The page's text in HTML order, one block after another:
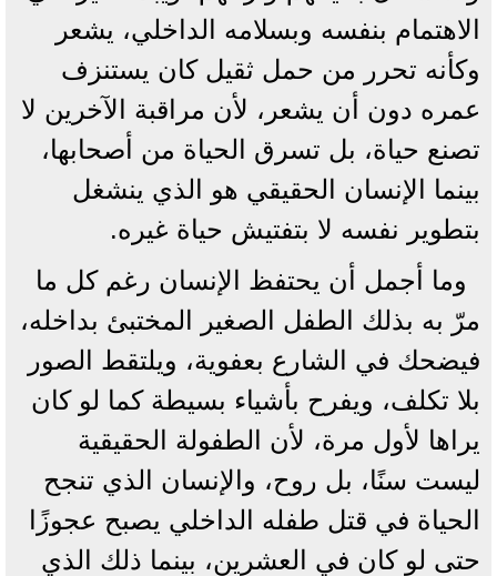
الاهتمام بنفسه وبسلامه الداخلي، يشعر
وكأنه تحرر من حمل ثقيل كان يستنزف
عمره دون أن يشعر، لأن مراقبة الآخرين لا
تصنع حياة، بل تسرق الحياة من أصحابها،
بينما الإنسان الحقيقي هو الذي ينشغل
بتطوير نفسه لا بتفتيش حياة غيره.
وما أجمل أن يحتفظ الإنسان رغم كل ما
مرّ به بذلك الطفل الصغير المختبئ بداخله،
فيضحك في الشارع بعفوية، ويلتقط الصور
بلا تكلف، ويفرح بأشياء بسيطة كما لو كان
يراها لأول مرة، لأن الطفولة الحقيقية
ليست سنًا، بل روح، والإنسان الذي تنجح
الحياة في قتل طفله الداخلي يصبح عجوزًا
حتى لو كان في العشرين، بينما ذلك الذي